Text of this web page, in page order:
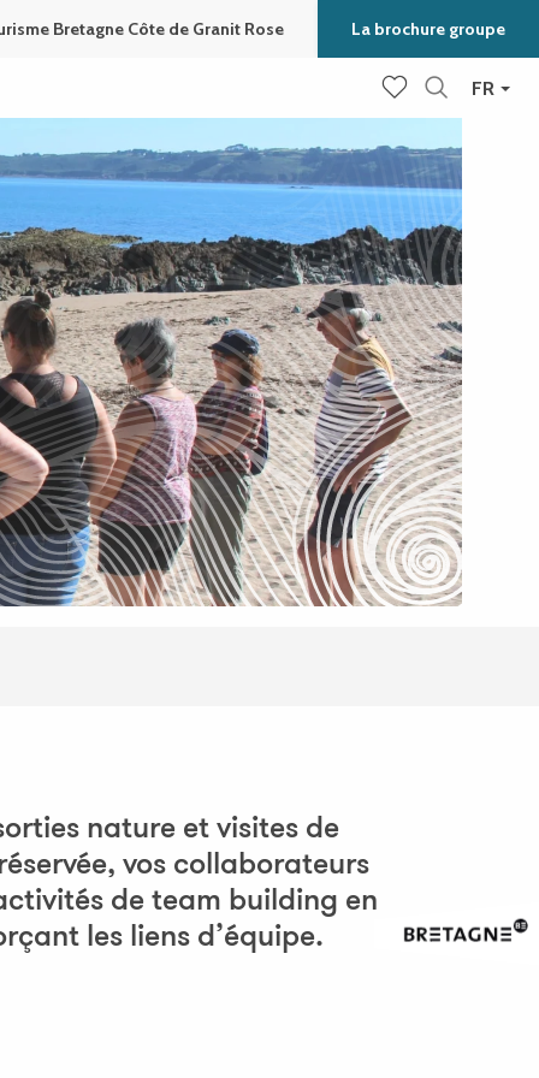
Voir les favoris
Recherche
FR
Bretagne Côte de Granit Rose La brochure groupe
nature et visites de
vos collaborateurs
de team building en
les liens d’équipe.